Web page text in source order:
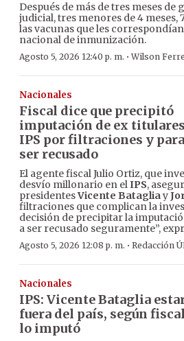
Después de más de tres meses de
judicial, tres menores de 4 meses,
las vacunas que les
nacional de inmunización.
Agosto 5, 2026 12:40 p. m. ·Wilson
Nacionales
Fiscal dice que precipitó
imputación de ex
IPS por filtraciones y
ser recusado
El agente fiscal Julio Ortiz, que
desvío millonario en elIPS,
presidentesVicente Batagliay
filtraciones que complican la
decisión de precipitar la
a ser recusado seguramente”,
Agosto 5, 2026 12:08 p. m. · Redacción
Nacionales
IPS: Vicente Bataglia
fuera del país, según
lo imputó